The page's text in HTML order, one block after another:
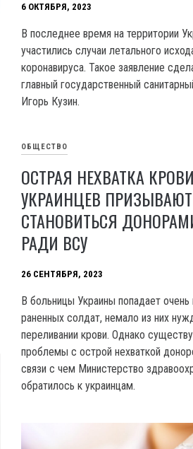
6 ОКТЯБРЯ, 2023
В последнее время на территории
участились случаи летального
коронавируса. Такое заявление
главный государственный
Игорь Кузин.
ОБЩЕСТВО
ОСТРАЯ НЕХВАТКА
УКРАИНЦЕВ ПРИЗЫВАЮТ
СТАНОВИТЬСЯ
РАДИ ВСУ
26 СЕНТЯБРЯ, 2023
В больницы Украины попадает очень
раненных солдат, немало из них
переливании крови. Однако
проблемы с острой нехваткой
связи с чем Министерство
обратилось к украинцам.